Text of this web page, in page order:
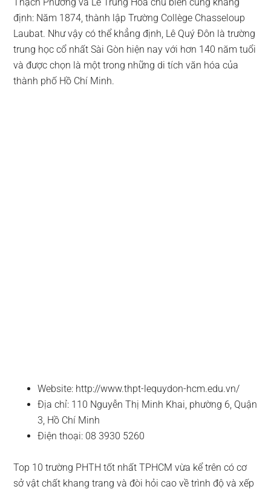
định: Năm 1874, thành lập Trường Collège Chasseloup
Laubat. Như vậy có thể khẳng định, Lê Quý Đôn là trường
trung học cổ nhất Sài Gòn hiện nay với hơn 140 năm tuổi
và được chọn là một trong những di tích văn hóa của
thành phố Hồ Chí Minh.
Website: http://www.thpt-lequydon-hcm.edu.vn/
Địa chỉ: 110 Nguyễn Thị Minh Khai, phường 6, Quận
3, Hồ Chí Minh
Điện thoại: 08 3930 5260
Top 10 trường PHTH tốt nhất TPHCM vừa kể trên có cơ
sở vật chất khang trang và đòi hỏi cao về trình độ và xếp